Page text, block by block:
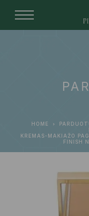
HOME
KREMAS-MAKIAŽO
FINISH